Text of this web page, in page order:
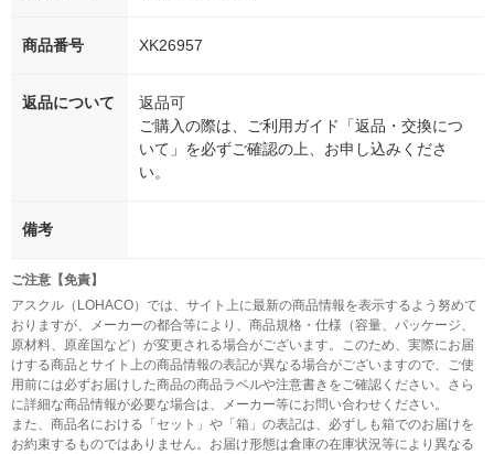
商品番号 XK26957
返品について
返品可
ご購入の際は、ご利用ガイド「返品・交換につ
いて」を必ずご確認の上、お申し込みくださ
い。
備考
ご注意【免責】
アスクル（LOHACO）では、サイト上に最新の商品情報を表示するよう努めて
おりますが、メーカーの都合等により、商品規格・仕様（容量、パッケージ、
原材料、原産国など）が変更される場合がございます。このため、実際にお届
けする商品とサイト上の商品情報の表記が異なる場合がございますので、ご使
用前には必ずお届けした商品の商品ラベルや注意書きをご確認ください。さら
に詳細な商品情報が必要な場合は、メーカー等にお問い合わせください。
また、商品名における「セット」や「箱」の表記は、必ずしも箱でのお届けを
お約束するものではありません。お届け形態は倉庫の在庫状況等により異なる